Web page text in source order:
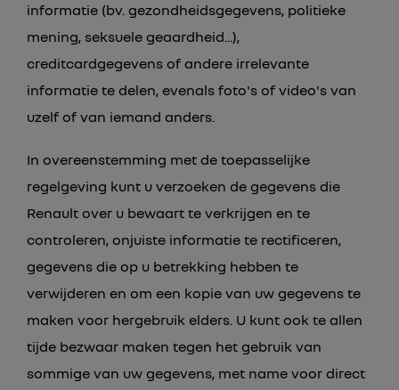
Type A
informatie (bv. gezondheidsgegevens, politieke
mening, seksuele geaardheid...),
creditcardgegevens of andere irrelevante
informatie te delen, evenals foto's of video's van
uzelf of van iemand anders.
In overeenstemming met de toepasselijke
regelgeving kunt u verzoeken de gegevens die
Renault over u bewaart te verkrijgen en te
controleren, onjuiste informatie te rectificeren,
gegevens die op u betrekking hebben te
verwijderen en om een kopie van uw gegevens te
maken voor hergebruik elders. U kunt ook te allen
tijde bezwaar maken tegen het gebruik van
sommige van uw gegevens, met name voor direct